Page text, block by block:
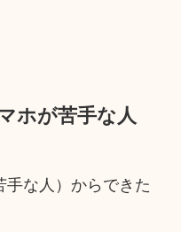
ホが苦手な人
手な人）からできた